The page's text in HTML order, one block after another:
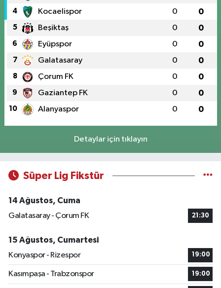
4 Kocaelispor 0 0
5 Beşiktaş 0 0
6 Eyüpspor 0 0
7 Galatasaray 0 0
8 Çorum FK 0 0
9 Gaziantep FK 0 0
10 Alanyaspor 0 0
Detaylar için tıklayın
Süper Lig Fikstür
14 Ağustos, Cuma
Galatasaray - Çorum FK
21:30
15 Ağustos, Cumartesi
Konyaspor - Rizespor
19:00
Kasımpaşa - Trabzonspor 19:00